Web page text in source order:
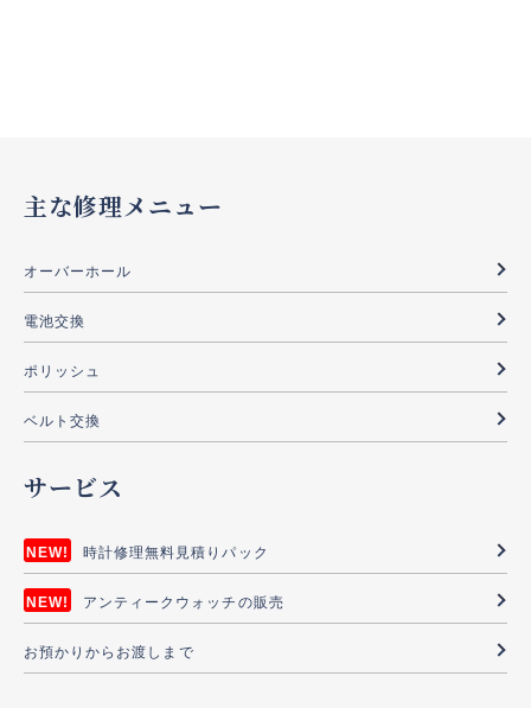
主な修理メニュー
オーバーホール
電池交換
ポリッシュ
ベルト交換
サービス
時計修理無料見積りパック
アンティークウォッチの販売
お預かりからお渡しまで